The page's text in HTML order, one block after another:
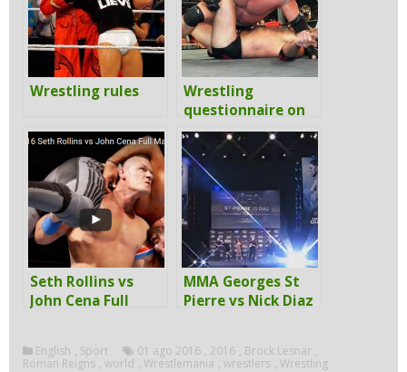
Wrestling rules
Wrestling
questionnaire on
rules
Seth Rollins vs
John Cena Full
World
MMA Georges St
Pierre vs Nick Diaz
English , Sport 01 ago 2016 , 2016 , Brock Lesnar ,
Roman Reigns , world , Wrestlemania , wrestlers , Wrestling